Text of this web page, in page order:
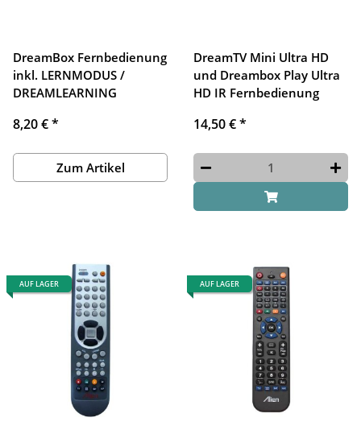
DreamBox Fernbedienung
inkl. LERNMODUS /
DREAMLEARNING
8,20 €*
Zum Artikel
DreamTV Mini Ultra HD
und Dreambox Play Ultra
HD IR Fernbedienung
14,50 €*
AUF LAGER AUF LAGER